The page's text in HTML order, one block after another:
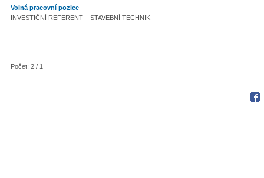
Volná pracovní pozice
INVESTIČNÍ REFERENT – STAVEBNÍ TECHNIK
Počet: 2 / 1